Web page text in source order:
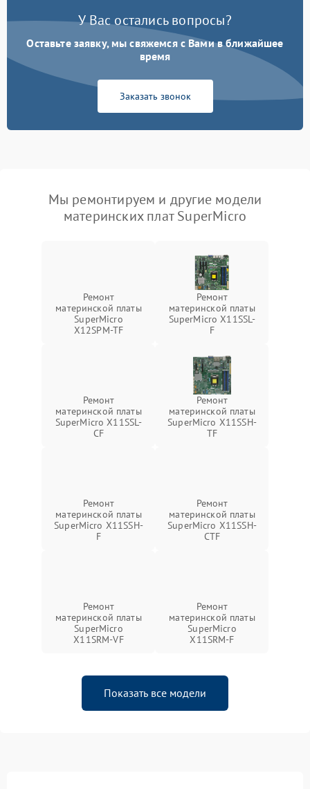
У Вас остались вопросы?
Оставьте заявку, мы свяжемся с Вами в ближайшее
время
Заказать звонок
Мы ремонтируем и другие модели
материнских плат SuperMicro
Ремонт
материнской платы
SuperMicro
X12SPM-TF
Ремонт
материнской платы
SuperMicro X11SSL-
F
Ремонт
материнской платы
SuperMicro X11SSL-
CF
Ремонт
материнской платы
SuperMicro X11SSH-
TF
Ремонт
материнской платы
SuperMicro X11SSH-
F
Ремонт
материнской платы
SuperMicro X11SSH-
CTF
Ремонт
материнской платы
SuperMicro
X11SRM-VF
Ремонт
материнской платы
SuperMicro
X11SRM-F
Показать все модели